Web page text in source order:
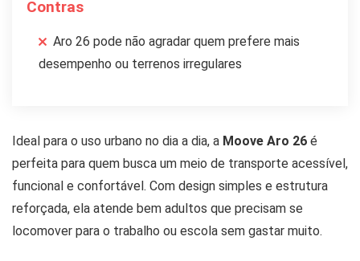
Contras
Aro 26 pode não agradar quem prefere mais
desempenho ou terrenos irregulares
Ideal para o uso urbano no dia a dia, a Moove Aro 26 é
perfeita para quem busca um meio de transporte acessível,
funcional e confortável. Com design simples e estrutura
reforçada, ela atende bem adultos que precisam se
locomover para o trabalho ou escola sem gastar muito.